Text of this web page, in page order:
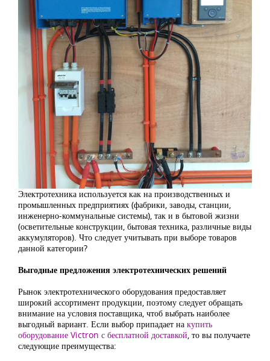
Электротехника используется как на производственных и
промышленных предприятиях (фабрики, заводы, станции,
инженерно-коммунальные системы), так и в бытовой жизни
(осветительные конструкции, бытовая техника, различные виды
аккумуляторов). Что следует учитывать при выборе товаров
данной категории?
Выгодные предложения электротехнических решений
Рынок электротехнического оборудования предоставляет
широкий ассортимент продукции, поэтому следует обращать
внимание на условия поставщика, чтоб выбрать наиболее
выгодный вариант. Если выбор припадает на купить
оборудование Victron с бесплатной доставкой, то вы получаете
следующие преимущества: